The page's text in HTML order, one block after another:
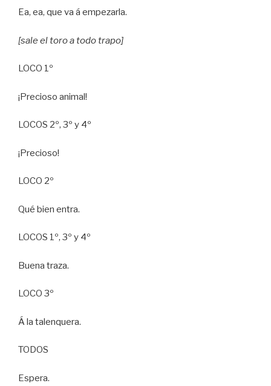
Ea, ea, que va á empezarla.
[sale el toro a todo trapo]
LOCO 1º
¡Precioso animal!
LOCOS 2º, 3º y 4º
¡Precioso!
LOCO 2º
Qué bien entra.
LOCOS 1º, 3º y 4º
Buena traza.
LOCO 3º
Á la talenquera.
TODOS
Espera.